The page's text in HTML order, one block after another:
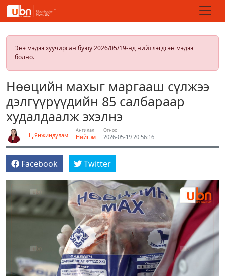
Энэ мэдээ хуучирсан буюу 2026/05/19-нд нийтлэгдсэн мэдээ
болно.
Нөөцийн махыг маргааш сүлжээ
дэлгүүрүүдийн 85 салбараар
худалдаалж эхэлнэ
Ц.Янжиндулам
Ангилал
Нийгэм
Огноо
2026-05-19 20:56:16
Facebook Twitter